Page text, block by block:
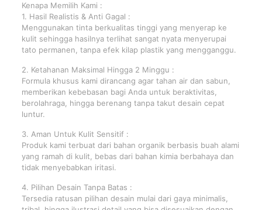
Kenapa Memilih Kami :
1. Hasil Realistis & Anti Gagal :
Menggunakan tinta berkualitas tinggi yang menyerap ke
kulit sehingga hasilnya terlihat sangat nyata menyerupai
tato permanen, tanpa efek kilap plastik yang mengganggu.
2. Ketahanan Maksimal Hingga 2 Minggu :
Formula khusus kami dirancang agar tahan air dan sabun,
memberikan kebebasan bagi Anda untuk beraktivitas,
berolahraga, hingga berenang tanpa takut desain cepat
luntur.
3. Aman Untuk Kulit Sensitif :
Produk kami terbuat dari bahan organik berbasis buah alami
yang ramah di kulit, bebas dari bahan kimia berbahaya dan
tidak menyebabkan iritasi.
4. Pilihan Desain Tanpa Batas :
Tersedia ratusan pilihan desain mulai dari gaya minimalis,